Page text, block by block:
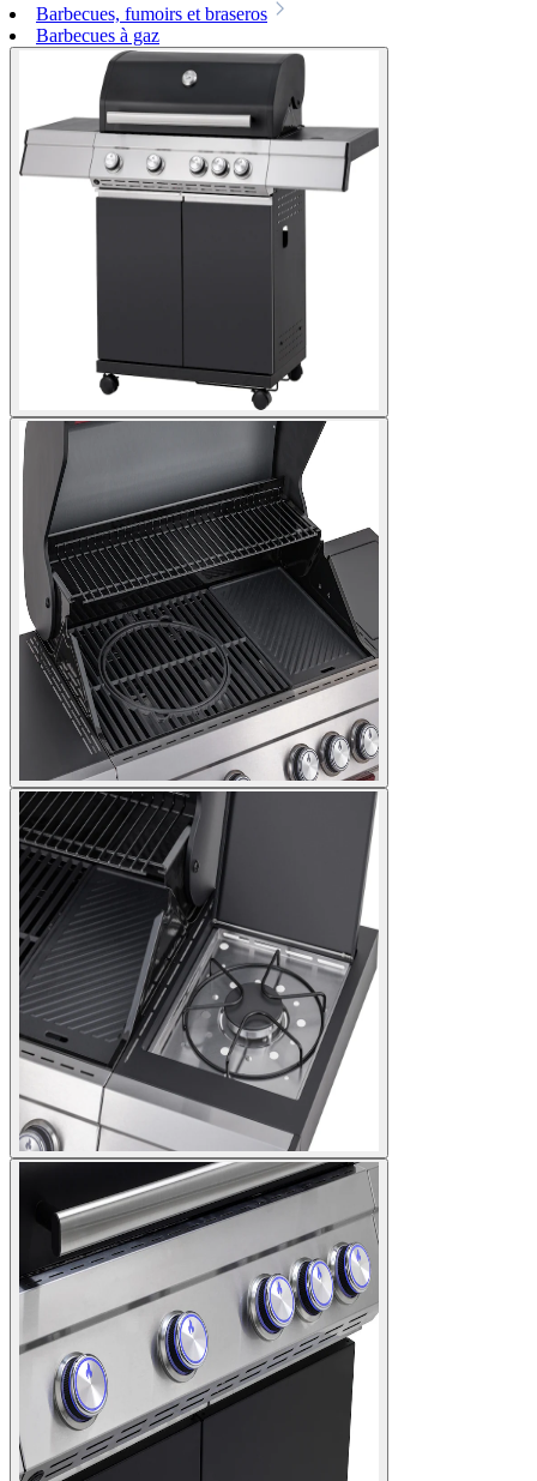
Barbecues, fumoirs et braseros
Barbecues à gaz